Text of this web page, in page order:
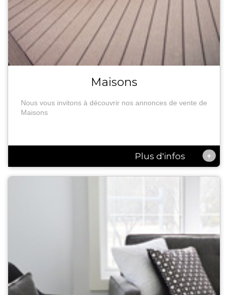
Maisons
Nous vous invitons à découvrir nos annonces de vente de
Maisons
Plus d'infos +